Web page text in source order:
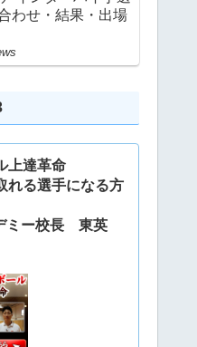
わせ・結果・出場
上達革命
れる選手になる方
ミー校長 東英